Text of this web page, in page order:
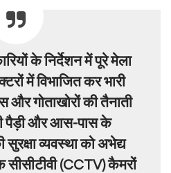
के निर्देशन में पूरे मेला
में विभाजित कर भारी
गोताखोरों की तैनाती
पैड़ी और आस-पास के
व्यवस्था को अभेद्य
(CCTV) कैमरों